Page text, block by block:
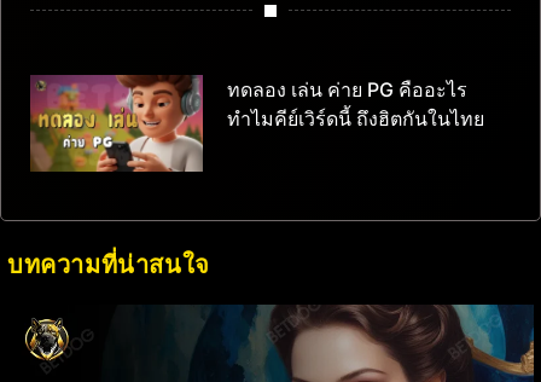
ทดลอง เล่น ค่าย PG คืออะไร
ทำไมคีย์เวิร์ดนี้ ถึงฮิตกันในไทย
บทความที่น่าสนใจ